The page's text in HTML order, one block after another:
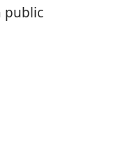
public